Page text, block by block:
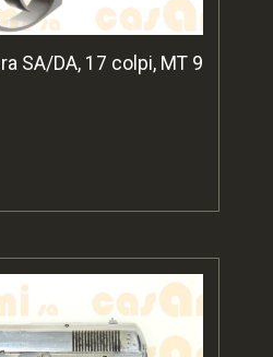
SA/DA, 17 colpi, MT 9